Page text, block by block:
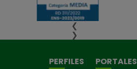
❮
❯
PERFILES
PORTALES